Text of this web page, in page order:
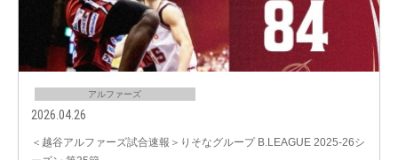
アルファーズ
2026.04.26
＜越谷アルファーズ試合速報＞りそなグループ B.LEAGUE 2025-26シ